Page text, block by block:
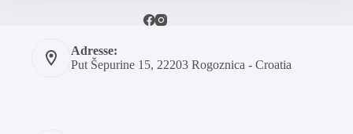
Adresse:
Put Šepurine 15, 22203 Rogoznica - Croatia